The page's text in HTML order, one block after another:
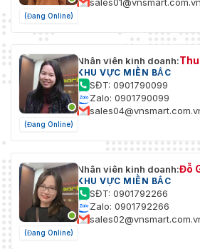
(Đang Online)
(Đang Online)
Nhân viên kinh doanh:
KHU VỰC MIỀN BẮC
SĐT: 0901790099
Zalo: 0901790099
(Đang Online)
Nhân viên kinh doanh:Đỗ
KHU VỰC MIỀN BẮC
SĐT: 0901792266
Zalo: 0901792266